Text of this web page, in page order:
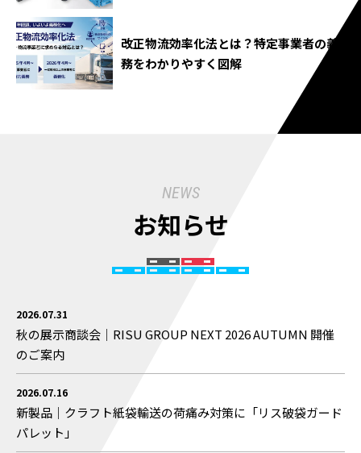
改正物流効率化法とは？特定事業者の義
務をわかりやすく図解
NEWS
お知らせ
2026.07.31
秋の展示商談会｜RISU GROUP NEXT 2026 AUTUMN 開催
のご案内
2026.07.16
新製品｜クラフト紙袋輸送の荷痛み対策に「リス破袋ガード
パレット」